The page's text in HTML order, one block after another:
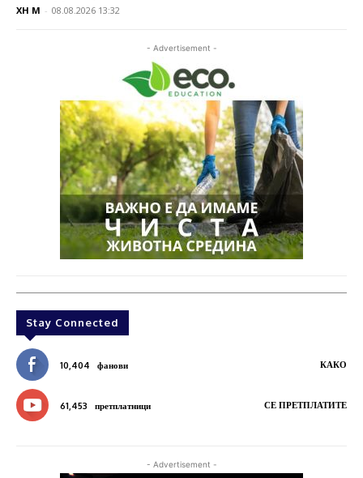
XH M - 08.08.2026 13:32
- Advertisement -
Stay Connected
10,404 фанови КАКО
61,453 претплатници СЕ ПРЕТПЛАТИТЕ
- Advertisement -